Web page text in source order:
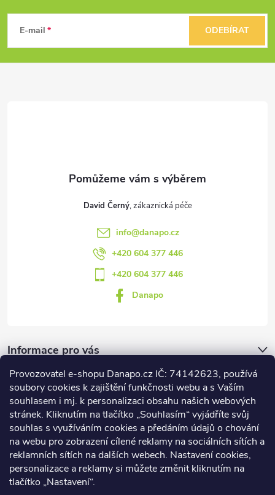
Provozovatel e-shopu Danapo.cz IČ: 74142623, používá
soubory cookies k zajištění funkčnosti webu a s Vaším
souhlasem i mj. k personalizaci obsahu našich webových
stránek. Kliknutím na tlačítko „Souhlasím“ vyjádříte svůj
souhlas s využíváním cookies a předáním údajů o chování
na webu pro zobrazení cílené reklamy na sociálních sítích a
reklamních sítích na dalších webech. Nastavení cookies,
personalizace a reklamy si můžete změnit kliknutím na
tlačítko „Nastavení“.
y
p
E-mail ODEBÍRAT
David Černý
info@danapo.cz
+420 604 377 446
+420 604 377 446
Danapo
Informace pro vás
Dotazník
Co upřednosťnujete?
Počet hlasů:437
Facebook